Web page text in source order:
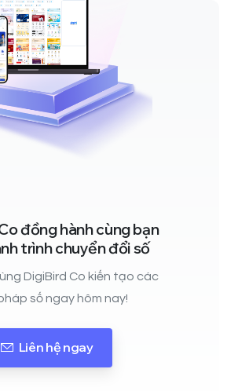
đồng hành cùng bạn
trình chuyển đổi số
DigiBird Co kiến tạo các
số ngay hôm nay!
Liên hệ ngay